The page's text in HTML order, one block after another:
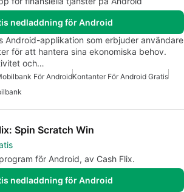
nedladdning för Android
Android-applikation som erbjuder användare
för att hantera sina ekonomiska behov.
och…
För AndroidKontanter För Android Gratis
Spin Scratch Win
för Android, av Cash Flix.
nedladdning för Android